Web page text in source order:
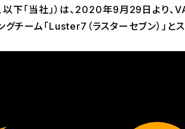
以下「当社」）は、2020年9月29日より
ーム「Luster7（ラスターセブン）」と